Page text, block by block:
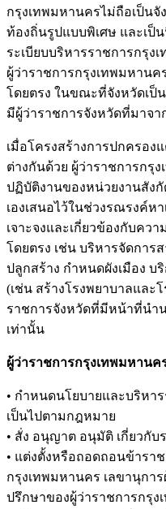
กรุงเทพมหานครไม่ถือเป็น
ท้องถิ่นรูปแบบพิเศษ และเ
ระเบียบบริหารราชการกรุง
ผู้ว่าราชการกรุงเทพมหาน
โดยตรง ในขณะที่จังหวัดเป็
มีผู้ว่าราชการจังหวัดที่มาจ
เมื่อโครงสร้างการปกครอ
ต่างกันด้วย ผู้ว่าราชการกรุ
ปฏิบัติงานของหน่วยงานสัง
เองเสนอไว้ในช่วงรณรงค์ห
เจาะจงและเกี่ยวข้องกับคว
โดยตรง เช่น บริหารจัดกา
ปลูกสร้าง กำหนดผังเมือง
(เช่น สร้างโรงพยาบาลและ
ราชการจังหวัดที่มีหน้าที่นำ
เท่านั้น
ผู้ว่าราชการกรุงเทพมหานค
• กำหนดนโยบายและบริหา
เป็นไปตามกฎหมาย
• สั่ง อนุญาต อนุมัติ เกี่ยวกั
• แต่งตั้งหรือถอดถอนข้ารา
กรุงเทพมหานคร เลขานุกา
ปรึกษาของผู้ว่าราชการกรุง